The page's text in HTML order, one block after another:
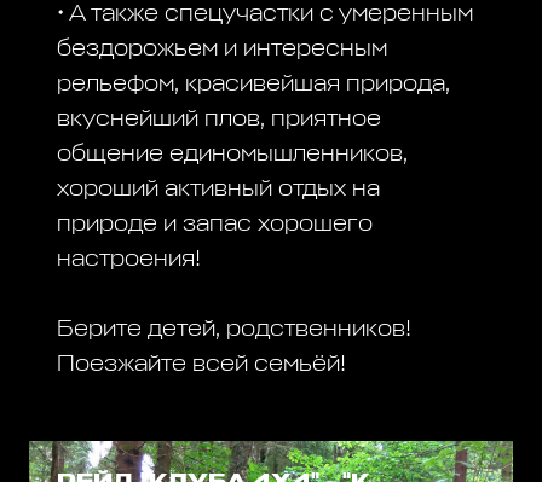
• А также спецучастки с умеренным
бездорожьем и интересным
рельефом, красивейшая природа,
вкуснейший плов, приятное
общение единомышленников,
хороший активный отдых на
природе и запас хорошего
настроения!
Берите детей, родственников!
Поезжайте всей семьёй!